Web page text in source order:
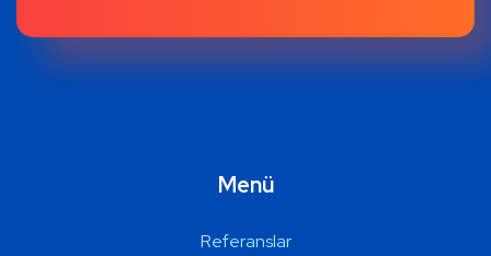
Menü
Referanslar